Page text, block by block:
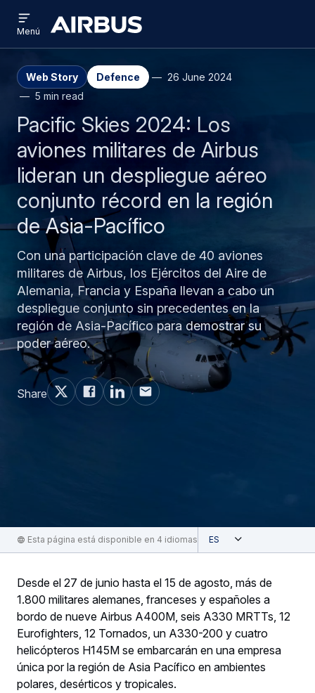
contenido
search
Airbus
menu
Menú
Web Story Defence
26 June 2024
5 min read
Pacific Skies 2024: Los
aviones militares de Airbus
lideran un despliegue aéreo
conjunto récord en la región
de Asia-Pacífico
Con una participación clave de 40 aviones
militares de Airbus, los Ejércitos del Aire de
Alemania, Francia y España llevan a cabo un
despliegue conjunto sin precedentes en la
región de Asia-Pacífico para demostrar su
poder aéreo.
Share
Esta página está disponible en 4 idiomas Spanish
Desde el 27 de junio hasta el 15 de agosto, más de
1.800 militares alemanes, franceses y españoles a
bordo de nueve Airbus A400M, seis A330 MRTTs, 12
Eurofighters, 12 Tornados, un A330-200 y cuatro
helicópteros H145M se embarcarán en una empresa
única por la región de Asia Pacífico en ambientes
polares, desérticos y tropicales.